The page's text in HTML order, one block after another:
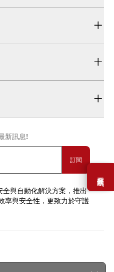
需要幫助嗎？
新訊息!
訂閱
與自動化解決方案，推出
率與安全性，更致力於守護